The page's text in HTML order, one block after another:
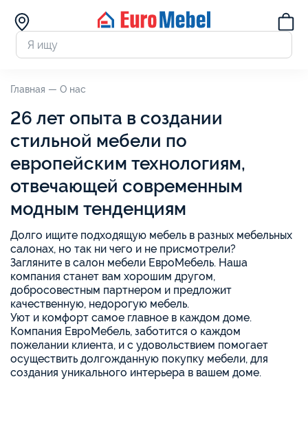
Главная — О нас
26 лет опыта в создании
стильной мебели по
европейским технологиям,
отвечающей современным
модным тенденциям
Долго ищите подходящую мебель в разных мебельных
салонах, но так ни чего и не присмотрели?
Загляните в салон мебели ЕвроМебель. Наша
компания станет вам хорошим другом,
добросовестным партнером и предложит
качественную, недорогую мебель.
Уют и комфорт самое главное в каждом доме.
Компания ЕвроМебель, заботится о каждом
пожелании клиента, и с удовольствием помогает
осуществить долгожданную покупку мебели, для
создания уникального интерьера в вашем доме.